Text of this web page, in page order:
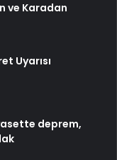
ve Karadan
Uyarısı
deprem,